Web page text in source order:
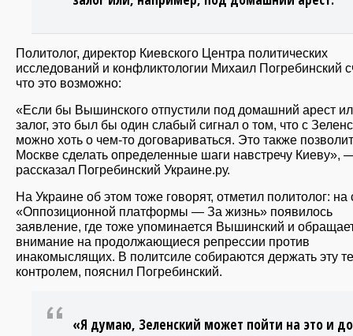
Политолог, директор Киевского Центра политических
исследований и конфликтологии Михаил Погребинский
что это возможно:
«Если бы Вышинского отпустили под домашний арест
залог, это был бы один слабый сигнал о том, что с
можно хоть о чем-то договариваться. Это также позволит
Москве сделать определенные шаги навстречу Киеву»,
рассказал Погребинский Украине.ру.
На Украине об этом тоже говорят, отметил политолог: на
«Оппозиционной платформы — За жизнь» появилось
заявление, где тоже упоминается Вышинский и
внимание на продолжающиеся репрессии против
инакомыслящих. В политсиле собираются держать эту
контролем, пояснил Погребинский.
«Я думаю, Зеленский может пойти на это и до